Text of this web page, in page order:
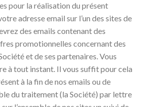
pour la réalisation du présent
adresse email sur l’un des sites de
des emails contenant des
promotionnelles concernant des
et de ses partenaires. Vous
à tout instant. Il vous suffit pour cela
à la fin de nos emails ou de
du traitement (la Société) par lettre